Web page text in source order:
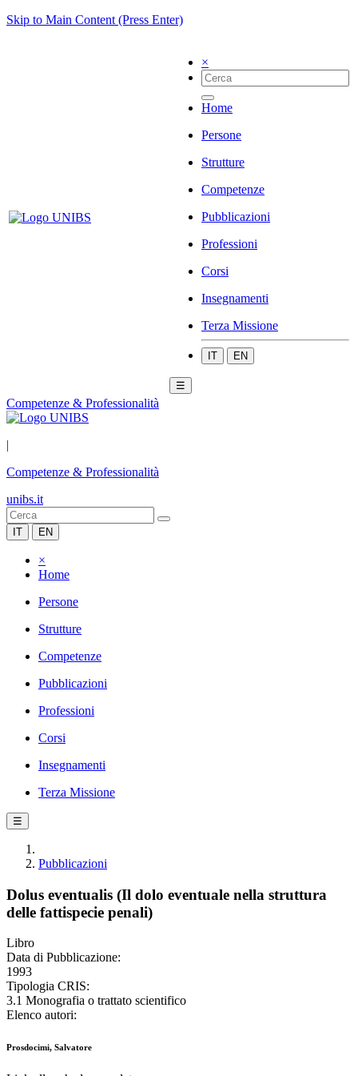
Skip to Main Content (Press Enter)
×
Home
Persone
Strutture
Competenze
Pubblicazioni
Professioni
Corsi
Insegnamenti
Terza Missione
IT EN
☰
Competenze & Professionalità
|
Competenze & Professionalità
unibs.it
IT EN
×
Home
Persone
Strutture
Competenze
Pubblicazioni
Professioni
Corsi
Insegnamenti
Terza Missione
☰
Pubblicazioni
Dolus eventualis (Il dolo eventuale nella struttura
delle fattispecie penali)
Libro
Data di Pubblicazione:
1993
Tipologia CRIS:
3.1 Monografia o trattato scientifico
Elenco autori:
Prosdocimi, Salvatore